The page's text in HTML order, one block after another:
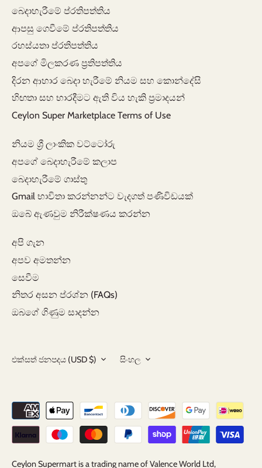
බෙදාහැරීමේ ප්රතිපත්තිය
ආපසු ගෙවීමේ ප්රතිපත්තිය
රහස්යතා ප්රතිපත්තිය
අපගේ මිලකරණ ප්‍රතිපත්තිය
දිරන ආහාර බෙදා හැරීමේ නියම සහ කොන්දේසි
හිඟතා සහ භාරදීමට ඇති විය හැකි ප්‍රමාදයන්
Ceylon Super Marketplace Terms of Use
නියම ශ්‍රී ලාංකික වට්ටෝරු
අපගේ බෙදාහැරීමේ කලාප
බෙදාහැරීමේ ගාස්තු
Gmail භාවිතා කරන්නන්ට වැදගත් පණිවිඩයක්
ඔබේ ඇණවුම නිරීක්ෂණය කරන්න
අපි ගැන
අපව අමතන්න
සෙවීම
නිතර අසන ප්රශ්න (FAQs)
ඔබගේ ගිණුම සාදන්න
මුදල්
එක්සත් ජනපදය (USD $) භාෂාව
සිංහල
Ceylon Supermart is a trading name of Valence World Ltd,